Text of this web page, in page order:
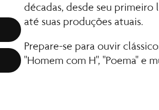
décadas, desde seu primeiro
até suas produções atuais.
Prepare-se para ouvir
"Homem com H", "Poema" e